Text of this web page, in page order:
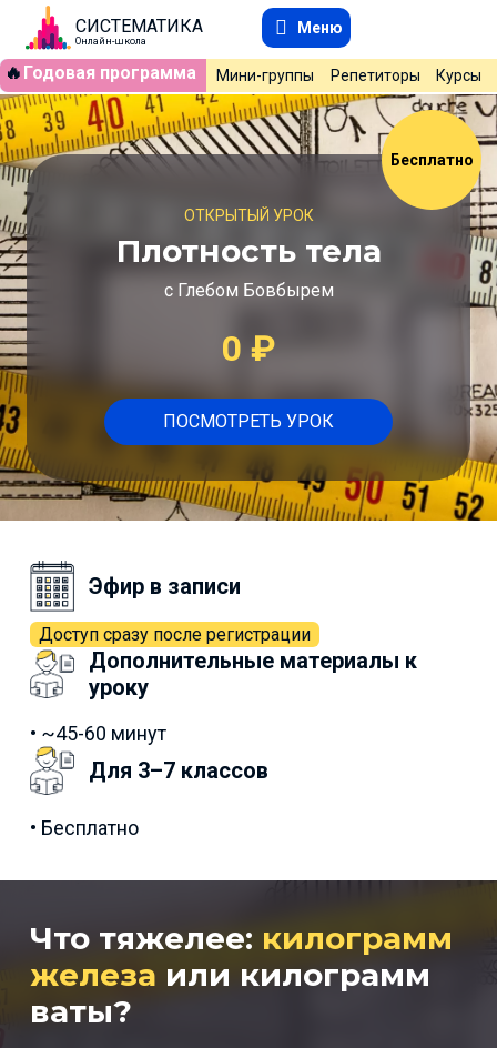
СИСТЕМАТИКА
Онлайн-школа
Меню
🔥 Годовая программа Мини-группы Репетиторы Курсы
Бесплатно
ОТКРЫТЫЙ УРОК
Плотность тела
с Глебом Бовбырем
0 ₽
ПОСМОТРЕТЬ УРОК
Эфир в записи
Доступ сразу после регистрации
Дополнительные материалы к
уроку
• ~45-60 минут
Для 3–7 классов
• Бесплатно
Что тяжелее: килограмм
железа или килограмм
ваты?